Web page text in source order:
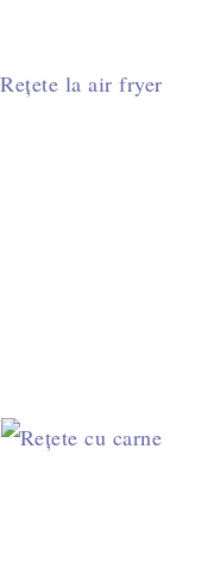
Rețete la air fryer